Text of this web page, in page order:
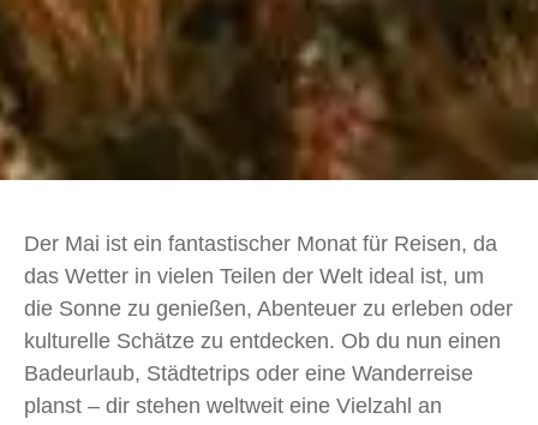
Der Mai ist ein fantastischer Monat für Reisen, da
das Wetter in vielen Teilen der Welt ideal ist, um
die Sonne zu genießen, Abenteuer zu erleben oder
kulturelle Schätze zu entdecken. Ob du nun einen
Badeurlaub, Städtetrips oder eine Wanderreise
planst – dir stehen weltweit eine Vielzahl an